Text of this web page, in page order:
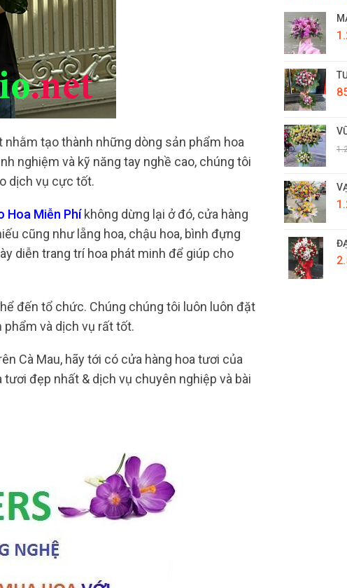
tạo thành những dòng sản phẩm hoa
nghiệm và kỹ năng tay nghề cao, chúng tôi
dịch vụ cực tốt.
Hoa Miễn Phíkhông dừng lại ở đó, cửa hàng
cũng như lẵng hoa, chậu hoa, bình đựng
diễn trang trí hoa phát minh để giúp cho
đến tổ chức. Chúng chúng tôi luôn luôn đặt
và dịch vụ rất tốt.
Cà Mau, hãy tới có cửa hàng hoa tươi của
đẹp nhất & dịch vụ chuyên nghiệp và bài